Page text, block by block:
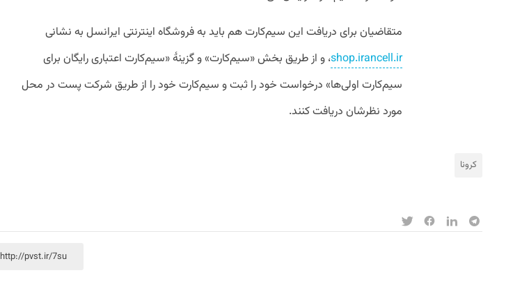
متقاضیان برای دریافت این سیم‌کارت هم باید به فروشگاه اینترنتی ایرانسل به نشانی
shop.irancell.ir، و از طریق بخش «سیم‌کارت» و گزینۀ «سیم‌کارت اعتباری رایگان برای
سیم‌کارت اولی‌ها» درخواست خود را ثبت و سیم‌کارت خود را از طریق شرکت پست در محل
مورد نظرشان دریافت کنند.
کرونا
http://pvst.ir/7su